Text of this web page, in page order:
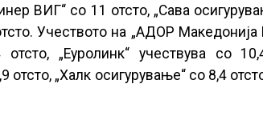
ВИГ“ со 11 отсто, „Сава
Учеството на „АДОР Македонија
„Еуролинк“ учествува со
„Халк осигурување“ со 8,4